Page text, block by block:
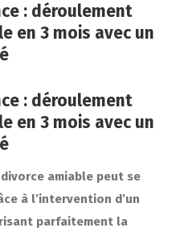
: déroulement
en 3 mois avec un
: déroulement
en 3 mois avec un
amiable peut se
à l’intervention d’un
parfaitement la